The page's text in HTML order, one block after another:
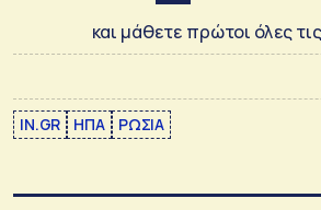
και μάθετε πρώτοι όλες
IN.GR ΗΠΑ ΡΩΣΙΑ